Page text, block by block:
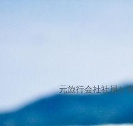
元旅行会社社員が